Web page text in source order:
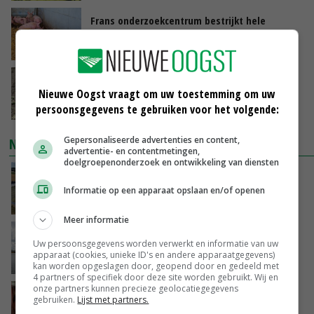
Frans onderzoekcentrum bestrijkt hele
varkensvleesketen
GISTEREN, 15:29
maximaal 20 euro
GISTEREN, 14:59
NIEUWSTE VIDEO'S
‘Bassin afgelopen week al leeg’
wereld zijn te koop
GISTEREN, 12:00
Danique in Canada: ‘Superveel schik gehad
tijdens stage’
Nieuwe Oogst vraagt om uw toestemming om uw
persoonsgegevens te gebruiken voor het volgende:
Gepersonaliseerde advertenties en content,
advertentie- en contentmetingen,
doelgroepenonderzoek en ontwikkeling van diensten
Informatie op een apparaat opslaan en/of openen
Meer informatie
Uw persoonsgegevens worden verwerkt en informatie van uw
apparaat (cookies, unieke ID's en andere apparaatgegevens)
kan worden opgeslagen door, geopend door en gedeeld met
4 partners of specifiek door deze site worden gebruikt. Wij en
onze partners kunnen precieze geolocatiegegevens
gebruiken. Lijst met partners.